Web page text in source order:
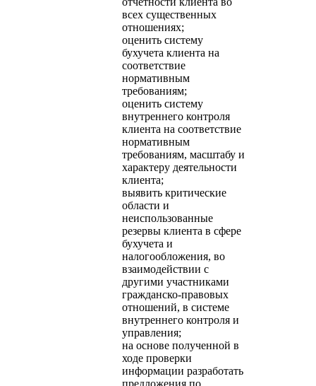
всех существенных
отношениях;
оценить систему
бухучета клиента на
соответствие
нормативным
требованиям;
оценить систему
внутреннего контроля
клиента на соответствие
нормативным
требованиям, масштабу и
характеру деятельности
клиента;
выявить критические
области и
неиспользованные
резервы клиента в сфере
бухучета и
налогообложения, во
взаимодействии с
другими участниками
гражданско-правовых
отношений, в системе
внутреннего контроля и
управления;
на основе полученной в
ходе проверки
информации разработать
предложения по